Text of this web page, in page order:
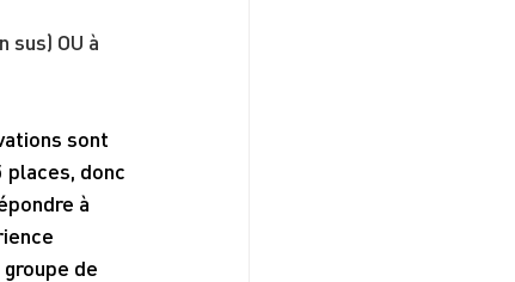
sus) OU à
sont
places, donc
à
de